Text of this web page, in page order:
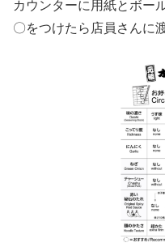
カウンターに用紙とボー
〇をつけたら店員さんに